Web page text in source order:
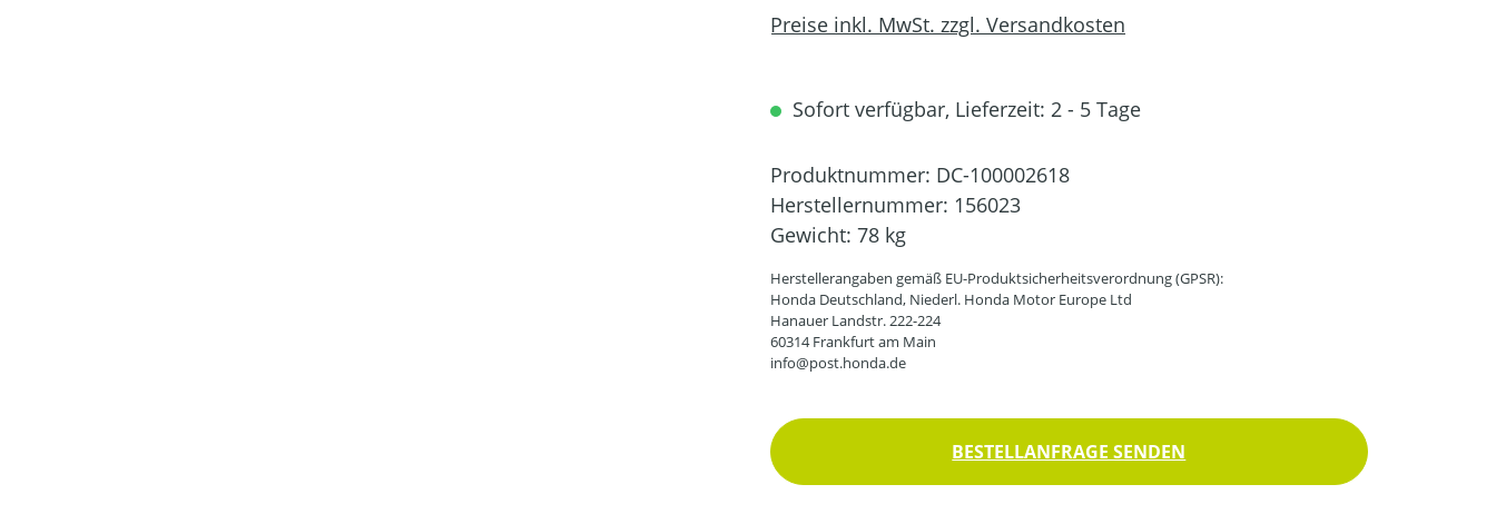
Preise inkl. MwSt. zzgl. Versandkosten
Sofort verfügbar, Lieferzeit: 2 - 5 Tage
Produktnummer: DC-100002618
Herstellernummer: 156023
Gewicht: 78 kg
Herstellerangaben gemäß EU-Produktsicherheitsverordnung (GPSR):
Honda Deutschland, Niederl. Honda Motor Europe Ltd
Hanauer Landstr. 222-224
60314 Frankfurt am Main
info@post.honda.de
BESTELLANFRAGE SENDEN